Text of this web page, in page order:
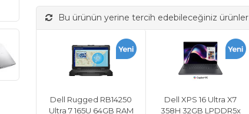
Bu ürünün yerine tercih edebileceğiniz ürünler
Dell Rugged RB14250
Ultra 7 165U 64GB RAM
Dell XPS 16 Ultra X7
358H 32GB LPDDR5x